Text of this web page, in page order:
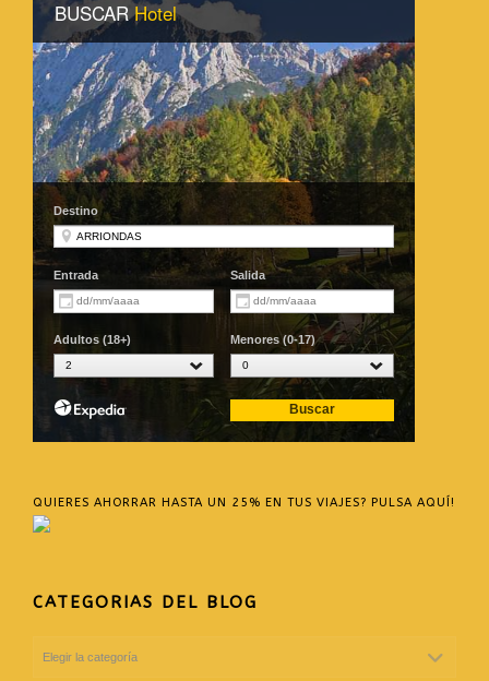
QUIERES AHORRAR HASTA UN 25% EN TUS VIAJES? PULSA AQUÍ!
CATEGORIAS DEL BLOG